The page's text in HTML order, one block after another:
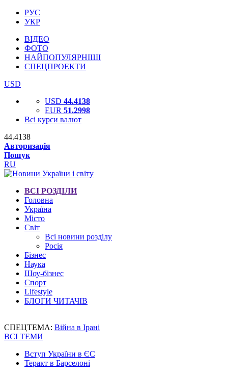
РУС
УКР
ВІДЕО
ФОТО
НАЙПОПУЛЯРНІШІ
СПЕЦПРОЕКТИ
USD
USD 44.4138
EUR 51.2998
Всі курси валют
44.4138
Авторизація
Пошук
RU
ВСІ РОЗДІЛИ
Головна
Україна
Місто
Світ
Всі новини розділу
Росія
Бізнес
Наука
Шоу-бізнес
Спорт
Lifestyle
БЛОГИ ЧИТАЧІВ
СПЕЦТЕМА: Війна в Ірані
ВСІ ТЕМИ
Вступ України в ЄС
Теракт в Барселоні